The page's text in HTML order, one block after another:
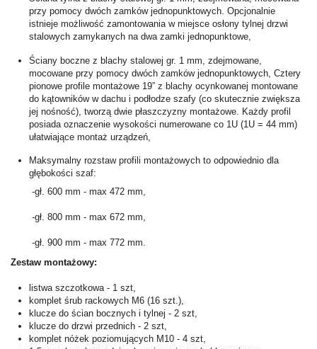
przy pomocy dwóch zamków jednopunktowych. Opcjonalnie
istnieje możliwość zamontowania w miejsce osłony tylnej drzwi
stalowych zamykanych na dwa zamki jednopunktowe,
Ściany boczne z blachy stalowej gr. 1 mm, zdejmowane,
mocowane przy pomocy dwóch zamków jednopunktowych, Cztery
pionowe profile montażowe 19” z blachy ocynkowanej montowane
do kątowników w dachu i podłodze szafy (co skutecznie zwiększa
jej nośność), tworzą dwie płaszczyzny montażowe. Każdy profil
posiada oznaczenie wysokości numerowane co 1U (1U = 44 mm)
ułatwiające montaż urządzeń,
Maksymalny rozstaw profili montażowych to odpowiednio dla
głębokości szaf:
-gł. 600 mm - max 472 mm,
-gł. 800 mm - max 672 mm,
-gł. 900 mm - max 772 mm.
Zestaw montażowy:
listwa szczotkowa - 1 szt,
komplet śrub rackowych M6 (16 szt.),
klucze do ścian bocznych i tylnej - 2 szt,
klucze do drzwi przednich - 2 szt,
komplet nóżek poziomujących M10 - 4 szt,